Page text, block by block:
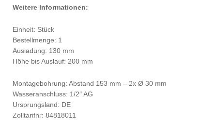
Weitere Informationen:
Einheit: Stück
Bestellmenge: 1
Ausladung: 130 mm
Höhe bis Auslauf: 200 mm
Montagebohrung: Abstand 153 mm – 2x Ø 30 mm
Wasseranschluss: 1/2″ AG
Ursprungsland: DE
Zolltarifnr: 84818011